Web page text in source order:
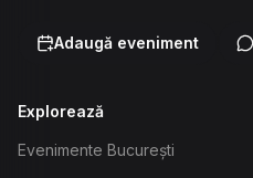
Adaugă eveniment
Explorează
Evenimente București